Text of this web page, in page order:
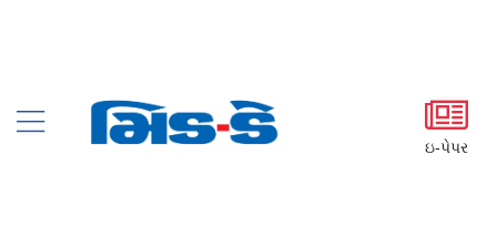
ઇ-પેપર